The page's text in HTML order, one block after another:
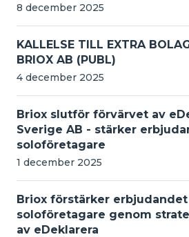
8 december 2025
KALLELSE TILL EXTRA
BRIOX AB (PUBL)
4 december 2025
Briox slutför förvärvet av
Sverige AB - stärker
soloföretagare
1 december 2025
Briox förstärker
soloföretagare genom
av eDeklarera